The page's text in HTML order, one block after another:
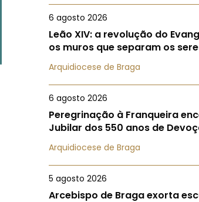
6 agosto 2026
Leão XIV: a revolução do
os muros que separam os
Arquidiocese de Braga
6 agosto 2026
Peregrinação à Franqueira
Jubilar dos 550 anos de
Arquidiocese de Braga
5 agosto 2026
Arcebispo de Braga exorta